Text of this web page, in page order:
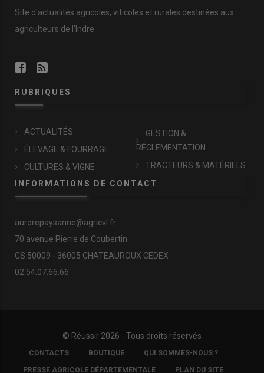
Site d'actualités agricoles, viticoles et rurales destinées aux
agriculteurs de l'Indre.
RUBRIQUES
ACTUALITÉS
ÉLEVAGE & FOURRAGE
CULTURES & VIGNE
GESTION &
RÉGLEMENTATION
TRACTEURS & MATÉRIELS
INFORMATIONS DE CONTACT
aurorepaysanne@agricvl.fr
70 avenue Pierre de Coubertin
CS 50009 - 36005 CHATEAUROUX CEDEX
02.54.07.66.66
© Réussir 2026 - Tous droits réservés
FOOTER
COPYRIGHT
CONTACTS BOUTIQUE QUI SOMMES-NOUS ?
PRESSE AGRICOLE DÉPARTEMENTALE PLAN DU SITE